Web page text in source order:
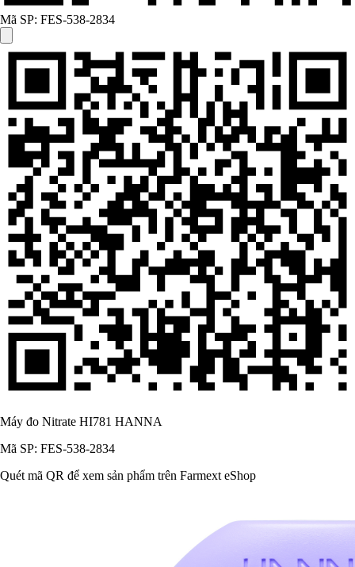
Mã SP: FES-538-2834
Máy đo Nitrate HI781 HANNA
Mã SP: FES-538-2834
Quét mã QR để xem sản phẩm trên Farmext eShop